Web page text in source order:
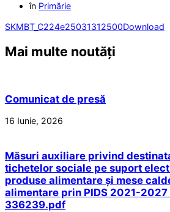
în Primărie
SKMBT_C224e25031312500Download
Mai multe noutăți
Comunicat de presă
16 Iunie, 2026
Măsuri auxiliare privind
tichetelor sociale pe suport
produse alimentare și mese
alimentare prin PIDS 2021-2027
336239.pdf